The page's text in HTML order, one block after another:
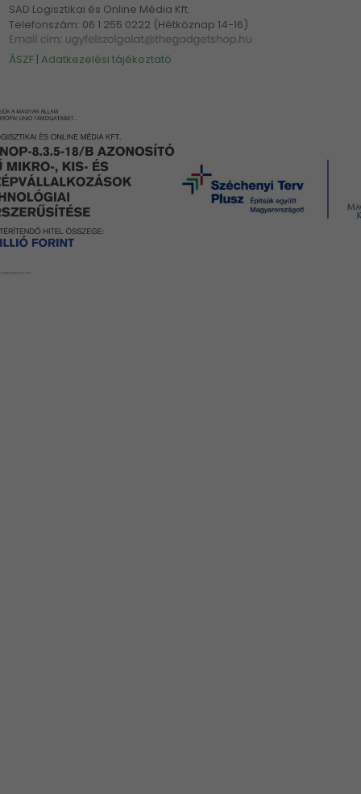
SAD Logisztikai és Online Média Kft.
Telefonszám: 06 1 255 0222 (Hétköznap 14-16)
ÁSZF |Adatkezelési tájékoztató